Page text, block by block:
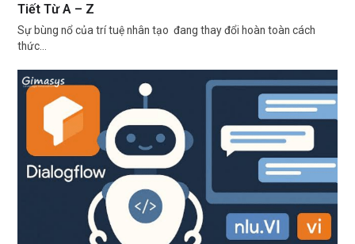
Tiết Từ A – Z
Sự bùng nổ của trí tuệ nhân tạo đang thay đổi hoàn toàn cách
thức…